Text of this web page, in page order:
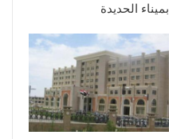
بميناء الحديدة